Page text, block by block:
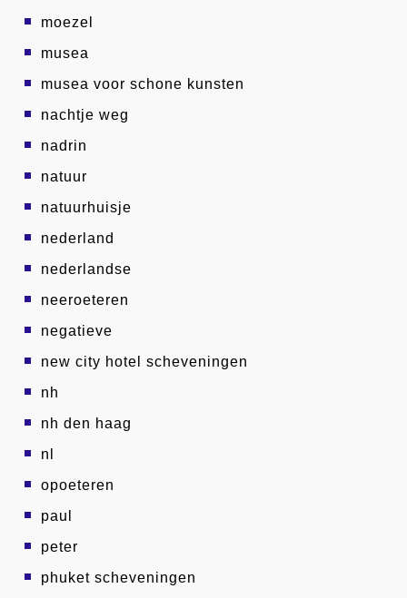
moezel
musea
musea voor schone kunsten
nachtje weg
nadrin
natuur
natuurhuisje
nederland
nederlandse
neeroeteren
negatieve
new city hotel scheveningen
nh
nh den haag
nl
opoeteren
paul
peter
phuket scheveningen